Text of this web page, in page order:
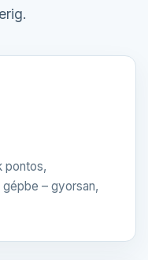
pontos,
– gyorsan,